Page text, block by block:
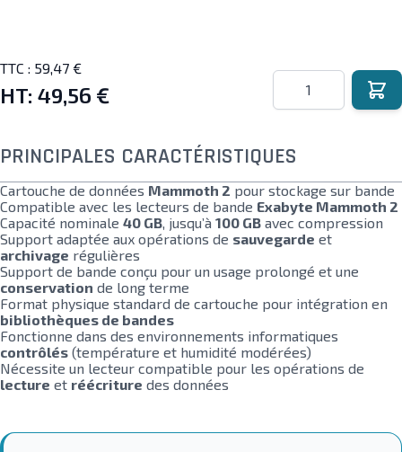
TTC : 59,47 €
HT: 49,56 €
Quantité
PRINCIPALES CARACTÉRISTIQUES
Cartouche de données Mammoth 2 pour stockage sur bande
Compatible avec les lecteurs de bande Exabyte Mammoth 2
Capacité nominale 40 GB, jusqu’à 100 GB avec compression
Support adaptée aux opérations de sauvegarde et
archivage régulières
Support de bande conçu pour un usage prolongé et une
conservation de long terme
Format physique standard de cartouche pour intégration en
bibliothèques de bandes
Fonctionne dans des environnements informatiques
contrôlés (température et humidité modérées)
Nécessite un lecteur compatible pour les opérations de
lecture et réécriture des données